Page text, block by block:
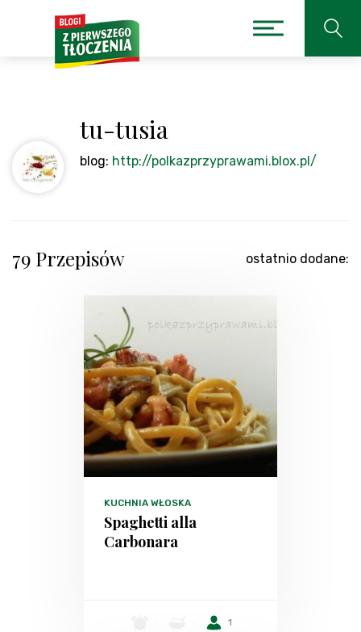
tu-tusia
blog: http://polkazprzyprawami.blox.pl/
79 Przepisów ostatnio dodane:
KUCHNIA WŁOSKA
Spaghetti alla
Carbonara
1